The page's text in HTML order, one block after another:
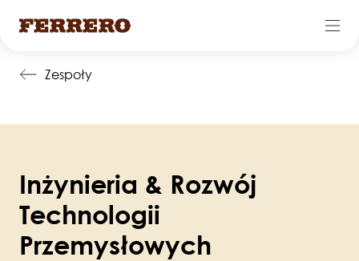
Zespoły
Inżynieria & Rozwój
Technologii
Przemysłowych